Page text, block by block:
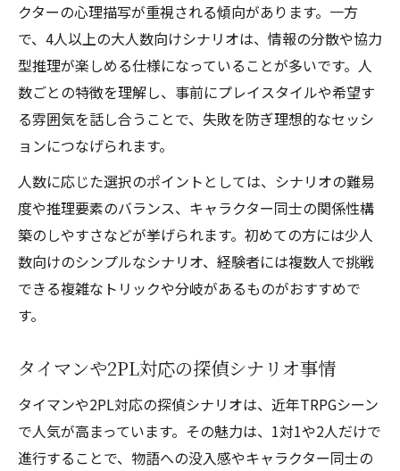
継続PC向け探偵シナリオの魅力と選び方
探偵シナリオ継続プレイで生まれる物語体
験
継続PCと助手構成が活きる探偵シナリオ解
説
性
2PLやタイマン継続探偵シナリオの選定基準
探偵シナリオにおけるタイマンと2PLの魅力
タイマン探偵シナリオの没入感と活用ポイ
タイマン・2PL探偵シナリオの選び方比較
探偵と助手の関係性を描くシナリオの特徴
タイマン・2PL継続探偵シナリオの楽しみ方
今すぐ遊べるおすすめ探偵シナリオ厳選
クターの心理描写が重視される傾向があります。一方
で、4人以上の大人数向けシナリオは、情報の分散や協力
型推理が楽しめる仕様になっていることが多いです。人
数ごとの特徴を理解し、事前にプレイスタイルや希望す
る雰囲気を話し合うことで、失敗を防ぎ理想的なセッシ
ョンにつなげられます。
人数に応じた選択のポイントとしては、シナリオの難易
度や推理要素のバランス、キャラクター同士の関係性構
築のしやすさなどが挙げられます。初めての方には少人
数向けのシンプルなシナリオ、経験者には複数人で挑戦
できる複雑なトリックや分岐があるものがおすすめで
す。
タイマンや2PL対応の探偵シナリオ事情
タイマンや2PL対応の探偵シナリオは、近年TRPGシーン
で人気が高まっています。その魅力は、1対1や2人だけで
進行することで、物語への没入感やキャラクター同士の